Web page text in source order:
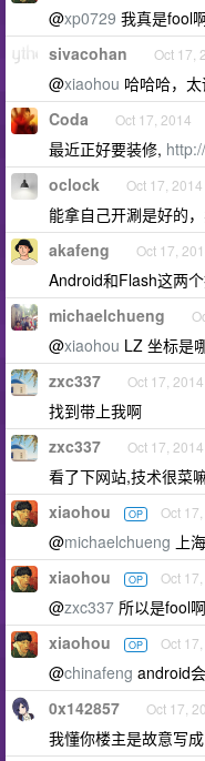
@xp0729 我真是fool
sivacohan Oct 17,
@xiaohou 哈哈哈，
Coda Oct 17, 2014
最近正好要装修,
oclock Oct 17, 2014
能拿自己开涮是好的
akafeng Oct 17,
Android和Flash这两
michaelchueng
@xiaohou LZ 坐标是
zxc337 Oct 17, 2014
找到带上我啊
zxc337 Oct 17, 2014
看了下网站,技术很菜
xiaohou OP Oct
@michaelchueng 上海
xiaohou OP Oct
@zxc337 所以是fool
xiaohou OP Oct
@chinafeng android
0x142857 Oct 17,
我懂你楼主是故意写成